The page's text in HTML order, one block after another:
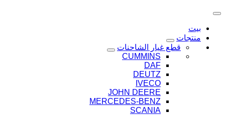
بيت
منتجات
قطع غيار الشاحنات
CUMMINS
DAF
DEUTZ
IVECO
JOHN DEERE
MERCEDES-BENZ
SCANIA